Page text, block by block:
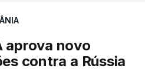
aprova novo
contra a Rússia